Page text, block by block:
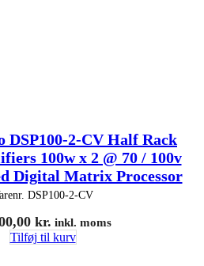
DSP100-2-CV Half Rack
100w x 2 @ 70 / 100v
Digital Matrix Processor
DSP100-2-CV
kr. inkl. moms
Tilføj til kurv